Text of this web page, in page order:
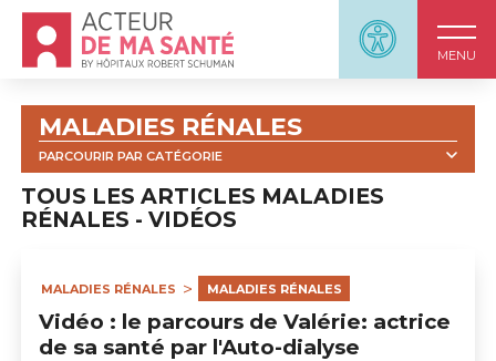
Panneau
MENU
Accueil - Acteur de ma santé, by HôpitauxRobert
MALADIES RÉNALES
PARCOURIR PAR CATÉGORIE
TOUT VIDÉOS WEBINARS
COMPRENDRE LA MALADIE RÉNALE
LA TRANSPLANTATION
MALADIES RÉNALES ET ALIMENTATION
TOUS LES ARTICLES MALADIES
RÉNALES - VIDÉOS
MALADIES RÉNALES MALADIES RÉNALES
Vidéo : le parcours de Valérie: actrice
de sa santé par l'Auto-dialyse